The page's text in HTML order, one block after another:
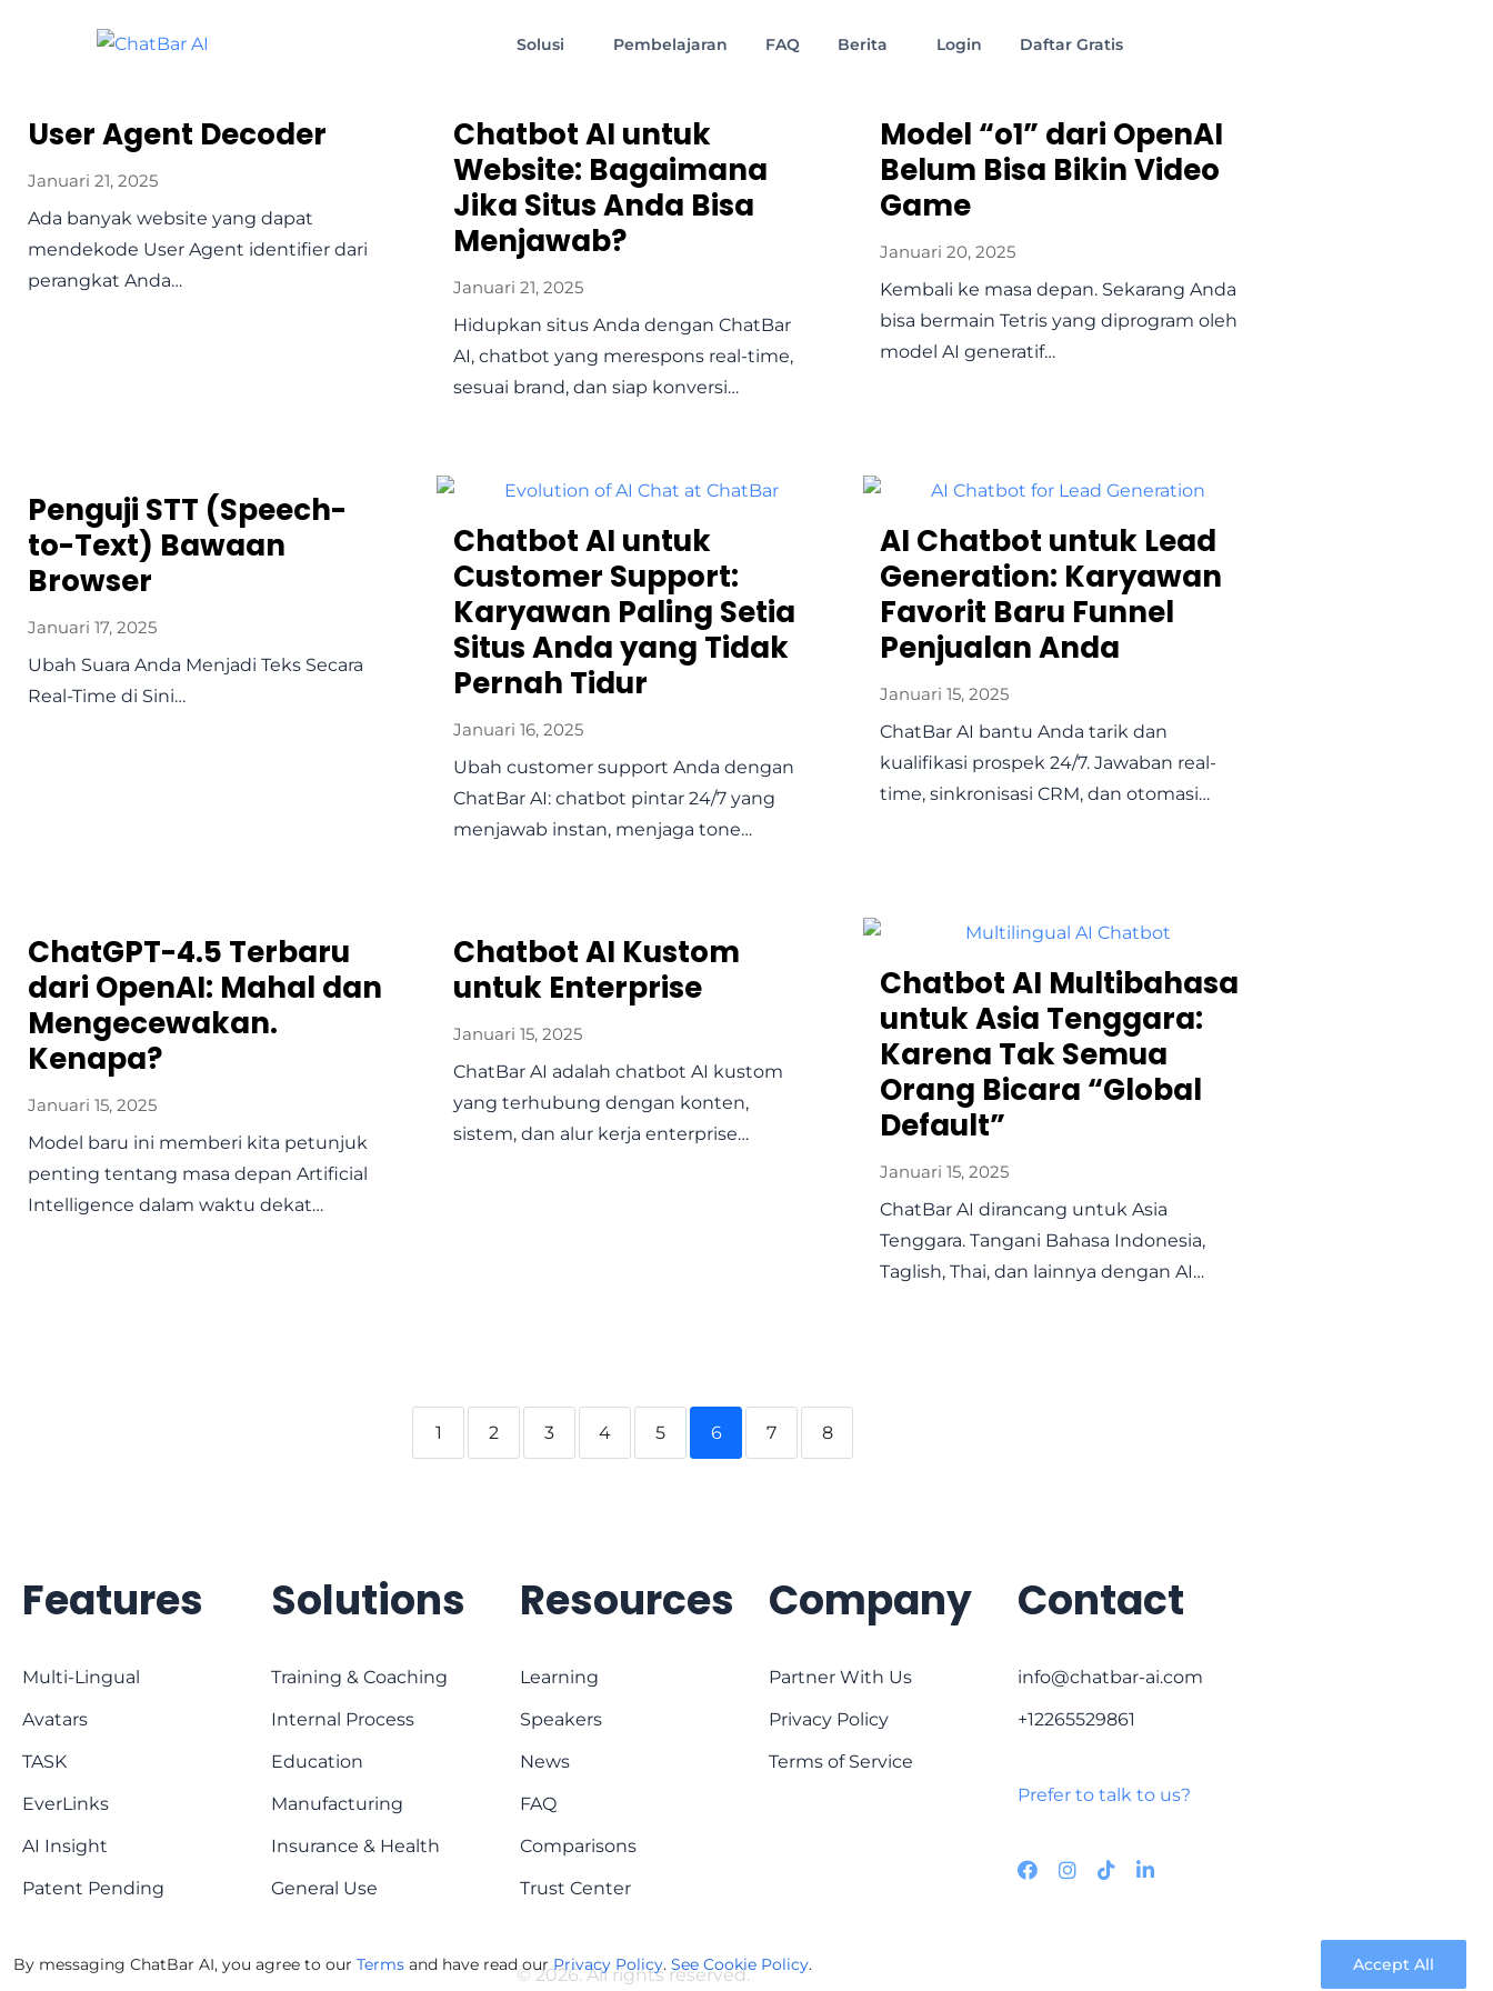
By messaging ChatBar AI, you agree to our Terms and have read ourPrivacy Policy. See Cookie Policy. Accept All
Solusi Pembelajaran FAQ Berita Login Daftar Gratis
User Agent Decoder
Januari 21, 2025
Ada banyak website yang dapat
mendekode User Agent identifier dari
perangkat Anda…
Chatbot AI untuk
Website: Bagaimana
Jika Situs Anda Bisa
Menjawab?
Januari 21, 2025
Hidupkan situs Anda dengan ChatBar
AI, chatbot yang merespons real-time,
sesuai brand, dan siap konversi…
Model “o1” dari OpenAI
Belum Bisa Bikin Video
Game
Januari 20, 2025
Kembali ke masa depan. Sekarang Anda
bisa bermain Tetris yang diprogram oleh
model AI generatif…
Penguji STT (Speech-
to-Text) Bawaan
Browser
Januari 17, 2025
Ubah Suara Anda Menjadi Teks Secara
Real-Time di Sini…
Chatbot AI untuk
Customer Support:
Karyawan Paling Setia
Situs Anda yang Tidak
Pernah Tidur
Januari 16, 2025
Ubah customer support Anda dengan
ChatBar AI: chatbot pintar 24/7 yang
menjawab instan, menjaga tone…
AI Chatbot untuk Lead
Generation: Karyawan
Favorit Baru Funnel
Penjualan Anda
Januari 15, 2025
ChatBar AI bantu Anda tarik dan
kualifikasi prospek 24/7. Jawaban real-
time, sinkronisasi CRM, dan otomasi…
ChatGPT-4.5 Terbaru
dari OpenAI: Mahal dan
Mengecewakan.
Kenapa?
Januari 15, 2025
Model baru ini memberi kita petunjuk
penting tentang masa depan Artificial
Intelligence dalam waktu dekat…
Chatbot AI Kustom
untuk Enterprise
Januari 15, 2025
ChatBar AI adalah chatbot AI kustom
yang terhubung dengan konten,
sistem, dan alur kerja enterprise…
Chatbot AI Multibahasa
untuk Asia Tenggara:
Karena Tak Semua
Orang Bicara “Global
Default”
Januari 15, 2025
ChatBar AI dirancang untuk Asia
Tenggara. Tangani Bahasa Indonesia,
Taglish, Thai, dan lainnya dengan AI…
1 2 3 4 5 6 7 8
Features
Multi-Lingual
Avatars
TASK
EverLinks
AI Insight
Patent Pending
Solutions
Training & Coaching
Internal Process
Education
Manufacturing
Insurance & Health
General Use
Resources
Learning
Speakers
News
FAQ
Comparisons
Trust Center
Company
Partner With Us
Privacy Policy
Terms of Service
Contact
info@chatbar-ai.com
+12265529861
Prefer to talk to us?
© 2026. All rights reserved.